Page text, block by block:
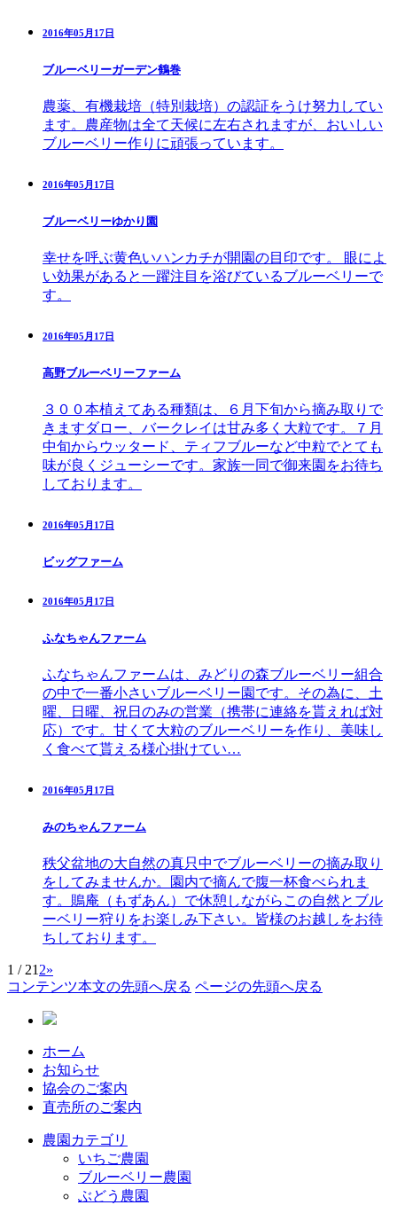
2016年05月17日
ブルーベリーガーデン鶴巻
農薬、有機栽培（特別栽培）の認証をうけ努力してい
ます。農産物は全て天候に左右されますが、おいしい
ブルーベリー作りに頑張っています。
2016年05月17日
ブルーベリーゆかり園
幸せを呼ぶ黄色いハンカチが開園の目印です。 眼によ
い効果があると一躍注目を浴びているブルーベリーで
す。
2016年05月17日
高野ブルーベリーファーム
３００本植えてある種類は、６月下旬から摘み取りで
きますダロー、バークレイは甘み多く大粒です。７月
中旬からウッタード、ティフブルーなど中粒でとても
味が良くジューシーです。家族一同で御来園をお待ち
しております。
2016年05月17日
ビッグファーム
2016年05月17日
ふなちゃんファーム
ふなちゃんファームは、みどりの森ブルーベリー組合
の中で一番小さいブルーベリー園です。その為に、土
曜、日曜、祝日のみの営業（携帯に連絡を貰えれば対
応）です。甘くて大粒のブルーベリーを作り、美味し
く食べて貰える様心掛けてい…
2016年05月17日
みのちゃんファーム
秩父盆地の大自然の真只中でブルーベリーの摘み取り
をしてみませんか。園内で摘んで腹一杯食べられま
す。鵙庵（もずあん）で休憩しながらこの自然とブル
ーベリー狩りをお楽しみ下さい。皆様のお越しをお待
ちしております。
1 / 212»
コンテンツ本文の先頭へ戻る ページの先頭へ戻る
ホーム
お知らせ
協会のご案内
直売所のご案内
農園カテゴリ
いちご農園
ブルーベリー農園
ぶどう農園